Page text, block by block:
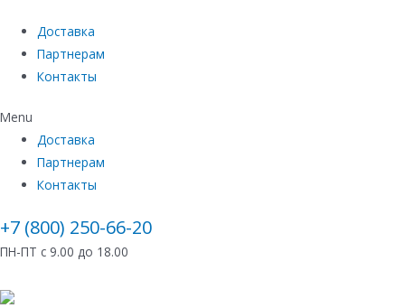
Доставка
Партнерам
Контакты
Menu
Доставка
Партнерам
Контакты
+7 (800) 250-66-20
ПН-ПТ с 9.00 до 18.00